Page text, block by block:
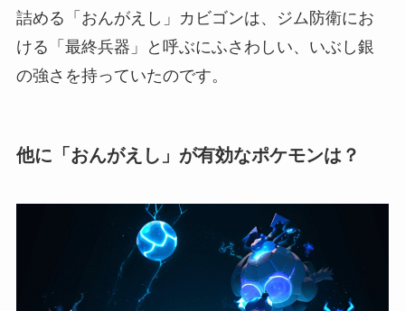
詰める「おんがえし」カビゴンは、ジム防衛にお
ける「最終兵器」と呼ぶにふさわしい、いぶし銀
の強さを持っていたのです。
他に「おんがえし」が有効なポケモンは？